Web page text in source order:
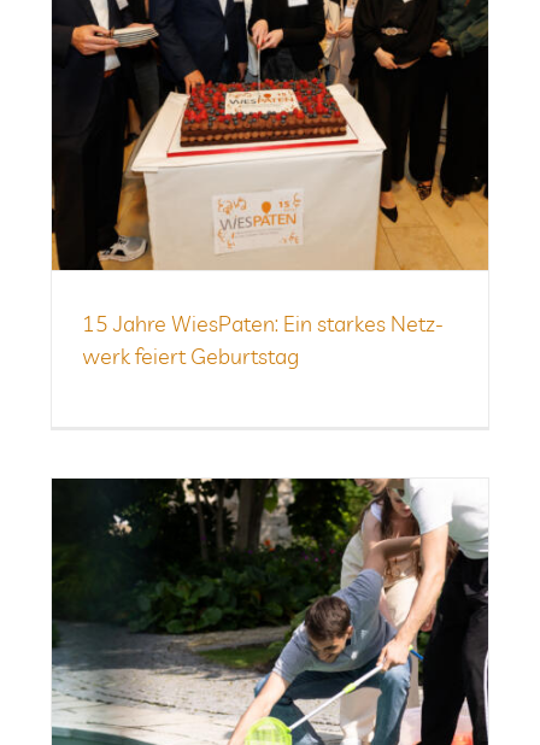
15 Jahre Wie­sPa­ten: Ein star­kes Netz­
werk fei­ert Geburtstag